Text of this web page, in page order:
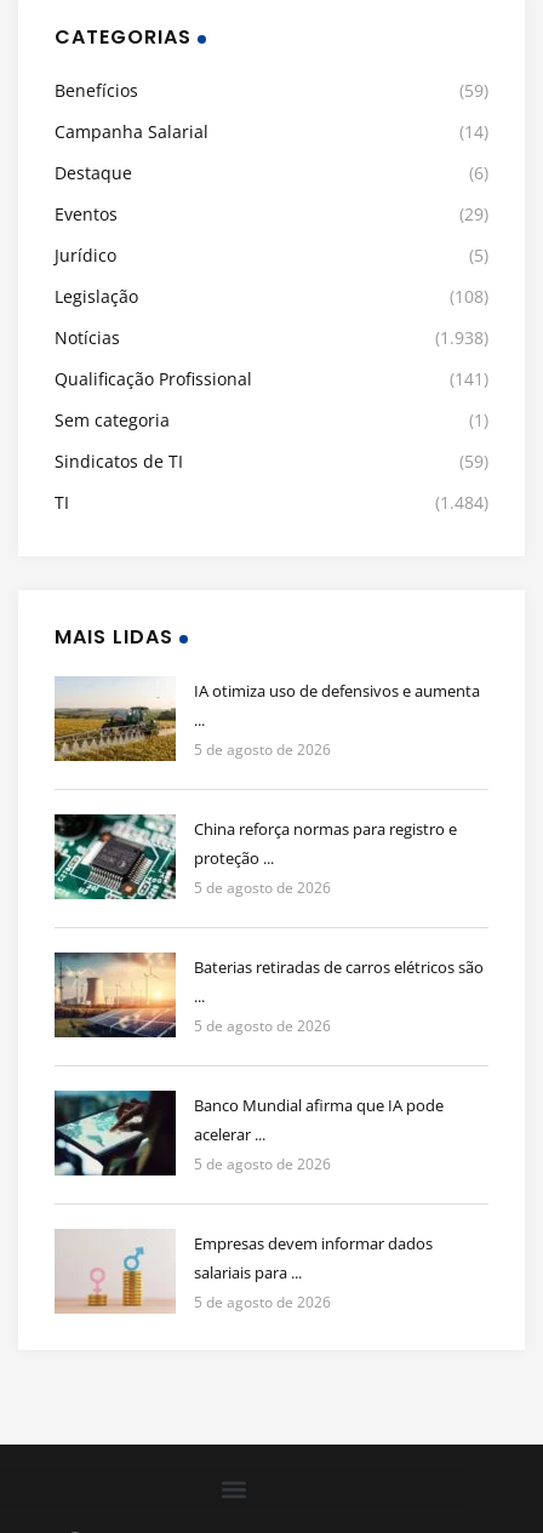
CATEGORIAS
Benefícios
(59)
Campanha Salarial
(14)
Destaque
(6)
Eventos
(29)
Jurídico
(5)
Legislação
(108)
Notícias
(1.938)
Qualificação Profissional
(141)
Sem categoria
(1)
Sindicatos de TI
(59)
TI
(1.484)
MAIS LIDAS
IA otimiza uso de defensivos e aumenta
...
5 de agosto de 2026
China reforça normas para registro e
proteção ...
5 de agosto de 2026
Baterias retiradas de carros elétricos são
...
5 de agosto de 2026
Banco Mundial afirma que IA pode
acelerar ...
5 de agosto de 2026
Empresas devem informar dados
salariais para ...
5 de agosto de 2026